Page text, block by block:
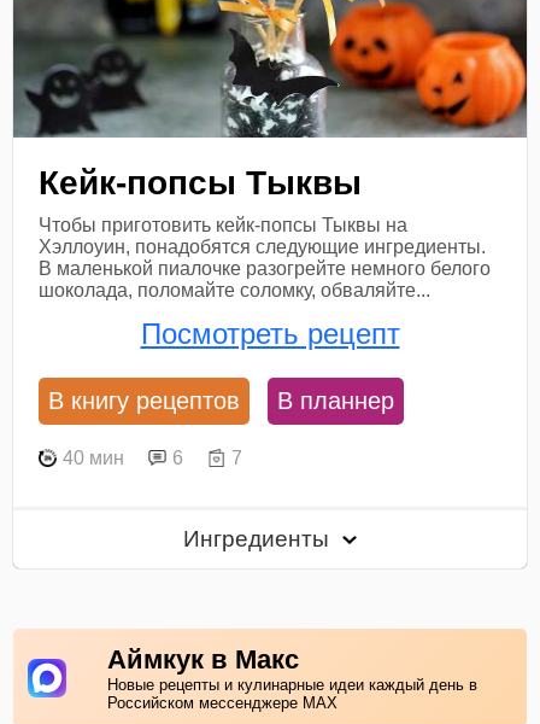
Кейк-попсы Тыквы
Чтобы приготовить кейк-попсы Тыквы на
Хэллоуин, понадобятся следующие ингредиенты.
В маленькой пиалочке разогрейте немного белого
шоколада, поломайте соломку, обваляйте...
Посмотреть рецепт
В книгу рецептов В планнер
40 мин 6 7
Ингредиенты
Аймкук в Макс
Новые рецепты и кулинарные идеи каждый день в
Российском мессенджере MAX